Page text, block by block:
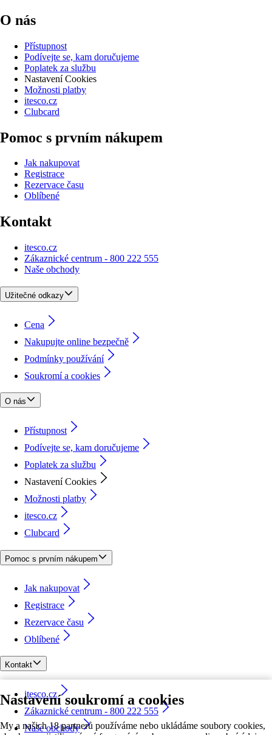
Nastavení soukromí a cookies
My a našich 18 partnerů používáme nebo ukládáme soubory cookies,
O nás
Přístupnost
Podívejte se, kam doručujeme
Poplatek za službu
Nastavení Cookies
Možnosti platby
itesco.cz
Clubcard
Pomoc s prvním nákupem
Jak nakupovat
Registrace
Rezervace času
Oblíbené
Kontakt
itesco.cz
Zákaznické centrum - 800 222 555
Naše obchody
Užitečné odkazy
Cena
Nakupujte online bezpečně
Podmínky používání
Soukromí a cookies
O nás
Přístupnost
Podívejte se, kam doručujeme
Poplatek za službu
Nastavení Cookies
Možnosti platby
itesco.cz
Clubcard
Pomoc s prvním nákupem
Jak nakupovat
Registrace
Rezervace času
Oblíbené
Kontakt
itesco.cz
Zákaznické centrum - 800 222 555
Naše obchody